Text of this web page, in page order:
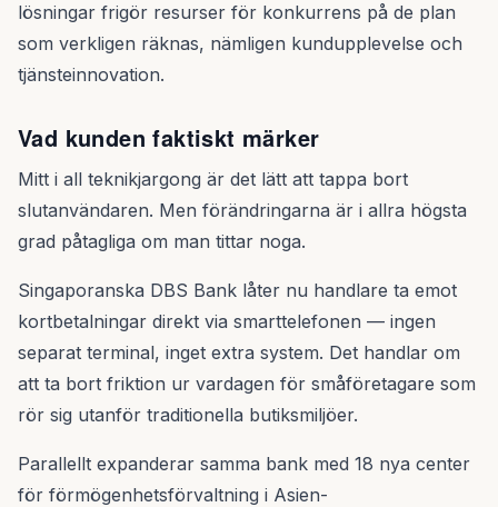
lösningar frigör resurser för konkurrens på de plan
som verkligen räknas, nämligen kundupplevelse och
tjänsteinnovation.
Vad kunden faktiskt märker
Mitt i all teknikjargong är det lätt att tappa bort
slutanvändaren. Men förändringarna är i allra högsta
grad påtagliga om man tittar noga.
Singaporanska DBS Bank låter nu handlare ta emot
kortbetalningar direkt via smarttelefonen — ingen
separat terminal, inget extra system. Det handlar om
att ta bort friktion ur vardagen för småföretagare som
rör sig utanför traditionella butiksmiljöer.
Parallellt expanderar samma bank med 18 nya center
för förmögenhetsförvaltning i Asien-